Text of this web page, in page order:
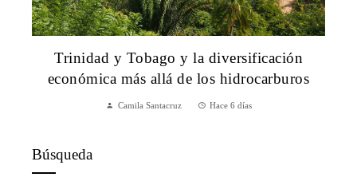
Trinidad y Tobago y la diversificación
económica más allá de los hidrocarburos
Camila Santacruz Hace 6 días
Búsqueda